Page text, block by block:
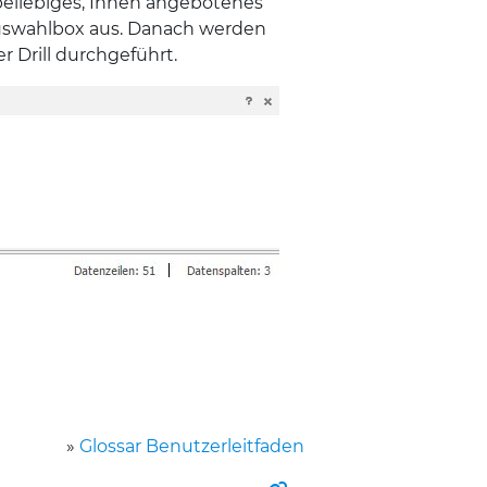
aus. Danach werden
Drill durchgeführt.
» Glossar Benutzerleitfaden